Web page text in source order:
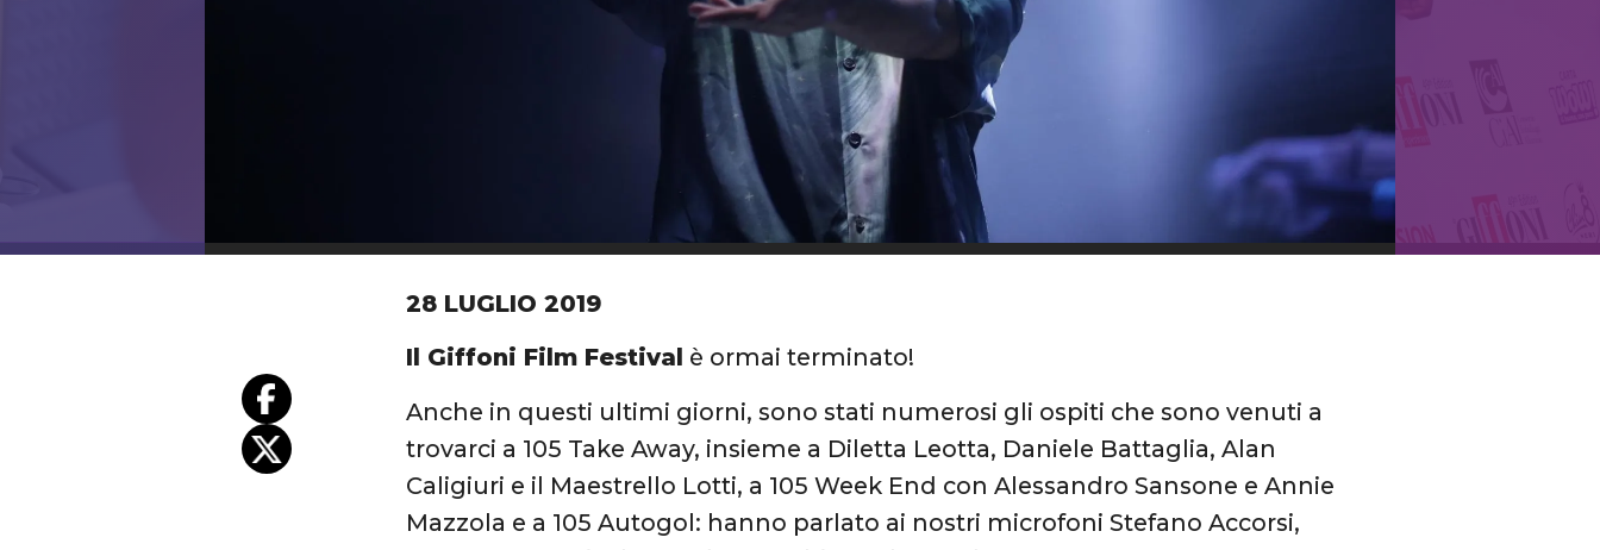
28 LUGLIO 2019
Il Giffoni Film Festival è ormai terminato!
Anche in questi ultimi giorni, sono stati numerosi gli ospiti che sono venuti a
trovarci a 105 Take Away, insieme a Diletta Leotta, Daniele Battaglia, Alan
Caligiuri e il Maestrello Lotti, a 105 Week End con Alessandro Sansone e Annie
Mazzola e a 105 Autogol: hanno parlato ai nostri microfoni Stefano Accorsi,